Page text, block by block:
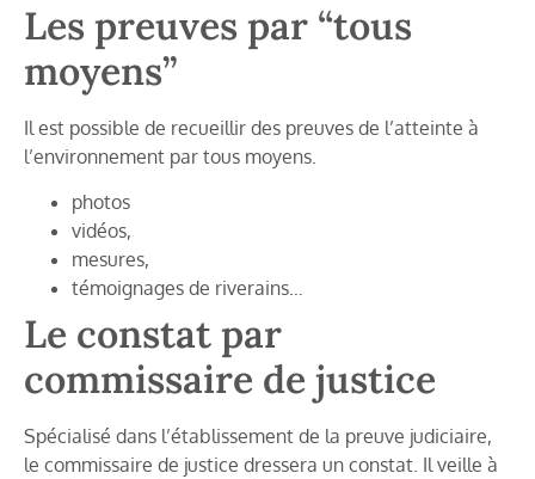
Les preuves par “tous
moyens”
Il est possible de recueillir des preuves de l’atteinte à
l’environnement par tous moyens.
photos
vidéos,
mesures,
témoignages de riverains…
Le constat par
commissaire de justice
Spécialisé dans l’établissement de la preuve judiciaire,
le commissaire de justice dressera un constat. Il veille à